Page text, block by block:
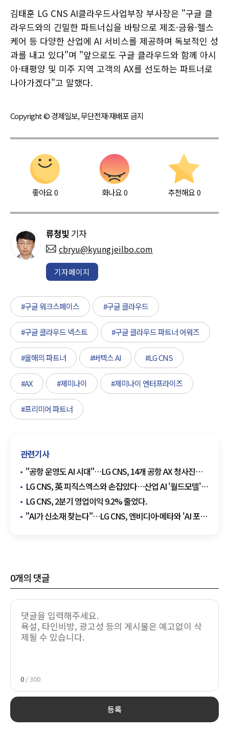
김태훈 LG CNS AI클라우드사업부장 부사장은 "구글 클
라우드와의 긴밀한 파트너십을 바탕으로 제조·금융·헬스
케어 등 다양한 산업에 AI 서비스를 제공하며 독보적인 성
과를 내고 있다"며 "앞으로도 구글 클라우드와 함께 아시
아·태평양 및 미주 지역 고객의 AX를 선도하는 파트너로
나아가겠다"고 말했다.
Copyright © 경제일보, 무단전재·재배포 금지
좋아요0 화나요0 추천해요 0
류청빛 기자
cbryu@kyungjeilbo.com
기자페이지
#구글 워크스페이스 #구글 클라우드
#구글 클라우드 넥스트 #구글 클라우드 파트너 어워즈
#올해의 파트너 #버텍스 AI #LG CNS
#AX #제미나이 #제미나이 엔터프라이즈
#프리미어 파트너
관련기사
"공항 운영도 AI 시대"…LG CNS, 14개 공항 AX 청사진
만든다
LG CNS, 英 피직스엑스와 손잡았다…산업 AI '월드모델'
만든다
LG CNS, 2분기 영업이익 9.2% 줄었다.
"AI가 신소재 찾는다"…LG CNS, 엔비디아·메타와 'AI 포
0개의 댓글
0 / 300
등록